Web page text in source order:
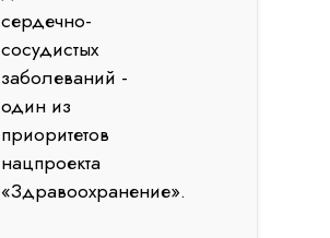
сердечно-
сосудистых
заболеваний -
один из
приоритетов
нацпроекта
«Здравоохранение».